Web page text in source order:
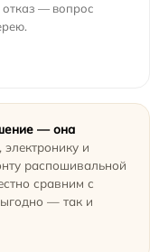
отказ — вопрос
— она
и
распошивальной
сравним с
— так и